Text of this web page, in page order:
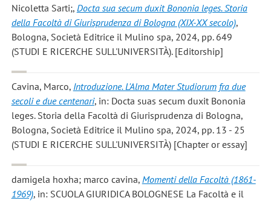
Nicoletta Sarti;, Docta sua secum duxit Bononia leges. Storia
della Facoltà di Giurisprudenza di Bologna (XIX-XX secolo),
Bologna, Società Editrice il Mulino spa, 2024, pp. 649
(STUDI E RICERCHE SULL'UNIVERSITÀ). [Editorship]
Cavina, Marco, Introduzione. L'Alma Mater Studiorum fra due
secoli e due centenari, in: Docta suas secum duxit Bononia
leges. Storia della Facoltà di Giurisprudenza di Bologna,
Bologna, Società Editrice il Mulino spa, 2024, pp. 13 - 25
(STUDI E RICERCHE SULL'UNIVERSITÀ) [Chapter or essay]
damigela hoxha; marco cavina, Momenti della Facoltà (1861-
1969), in: SCUOLA GIURIDICA BOLOGNESE La Facoltà e il